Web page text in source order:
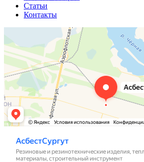
Статьи
Контакты